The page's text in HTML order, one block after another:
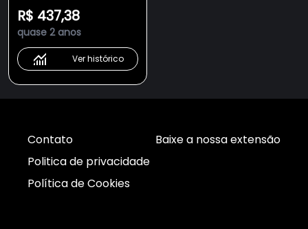
R$ 437,38
quase 2 anos
Ver histórico
Contato
Politica de privacidade
Política de Cookies
Baixe a nossa extensão